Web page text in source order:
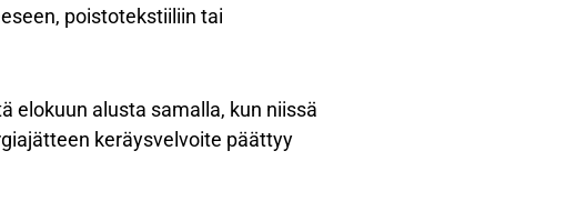
poistotekstiiliin tai
elokuun alusta samalla, kun niissä
keräysvelvoite päättyy